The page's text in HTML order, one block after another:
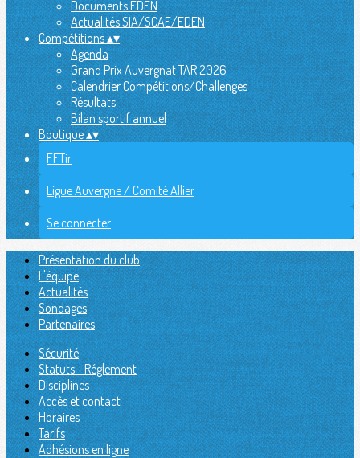
Documents EDEN
Actualités SIA/SCAE/EDEN
Compétitions▴▾
Agenda
Grand Prix Auvergnat TAR 2026
Calendrier Compétitions/Challenges
Résultats
Bilan sportif annuel
Boutique▴▾
FFTir
Ligue Auvergne / Comité Allier
Se connecter
Présentation du club
L'équipe
Actualités
Sondages
Partenaires
Sécurité
Statuts - Réglement
Disciplines
Accès et contact
Horaires
Tarifs
Adhésions en ligne